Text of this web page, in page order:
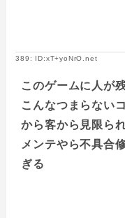
389: ID:xT+yoNrO.net
このゲームに人が
こんなつまらない
から客から見限ら
メンテやら不具合
ぎる